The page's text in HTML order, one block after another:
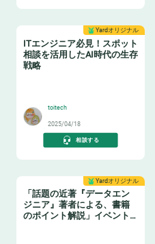
Yardオリジナル
ITエンジニア必見！スポット
相談を活用したAI時代の生存
戦略
toitech
2025/04/18
相談する
Yardオリジナル
「話題の近著『データエン
ジニア』著者による、書籍
のポイント解説」イベント